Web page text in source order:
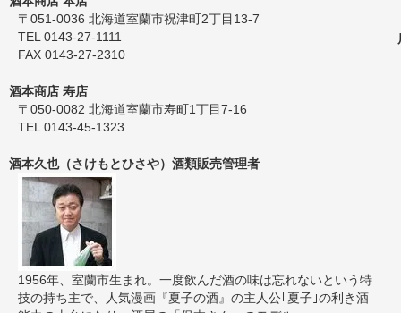
〒051-0036 北海道室蘭市祝津町2丁目13-7
TEL 0143-27-1111
FAX 0143-27-2310
酒本商店 寿店
〒050-0082 北海道室蘭市寿町1丁目7-16
TEL 0143-45-1323
酒本久也（さけもとひさや）酒類販売管理者
1956年、室蘭市生まれ。一度飲んだ酒の味は忘れないという特
技の持ち主で、人気漫画『夏子の酒』の主人公｢夏子｣の利き酒